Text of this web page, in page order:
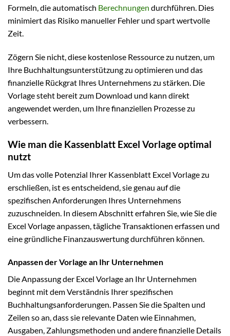
Formeln, die automatisch Berechnungen durchführen. Dies
minimiert das Risiko manueller Fehler und spart wertvolle
Zeit.
Zögern Sie nicht, diese kostenlose Ressource zu nutzen, um
Ihre Buchhaltungsunterstützung zu optimieren und das
finanzielle Rückgrat Ihres Unternehmens zu stärken. Die
Vorlage steht bereit zum Download und kann direkt
angewendet werden, um Ihre finanziellen Prozesse zu
verbessern.
Wie man die Kassenblatt Excel Vorlage optimal
nutzt
Um das volle Potenzial Ihrer Kassenblatt Excel Vorlage zu
erschließen, ist es entscheidend, sie genau auf die
spezifischen Anforderungen Ihres Unternehmens
zuzuschneiden. In diesem Abschnitt erfahren Sie, wie Sie die
Excel Vorlage anpassen, tägliche Transaktionen erfassen und
eine gründliche Finanzauswertung durchführen können.
Anpassen der Vorlage an Ihr Unternehmen
Die Anpassung der Excel Vorlage an Ihr Unternehmen
beginnt mit dem Verständnis Ihrer spezifischen
Buchhaltungsanforderungen. Passen Sie die Spalten und
Zeilen so an, dass sie relevante Daten wie Einnahmen,
Ausgaben, Zahlungsmethoden und andere finanzielle Details